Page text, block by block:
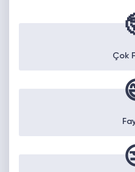
Çok